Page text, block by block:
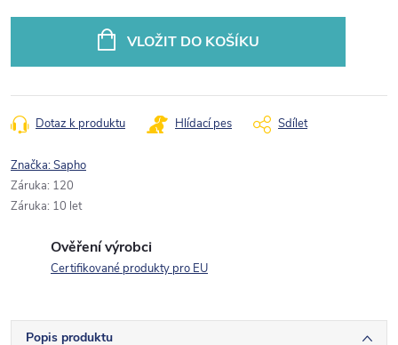
VLOŽIT DO KOŠÍKU
Dotaz k produktu Hlídací pes Sdílet
Značka:Sapho
Záruka: 120
Záruka: 10 let
Ověření výrobci
Certifikované produkty pro EU
Popis produktu